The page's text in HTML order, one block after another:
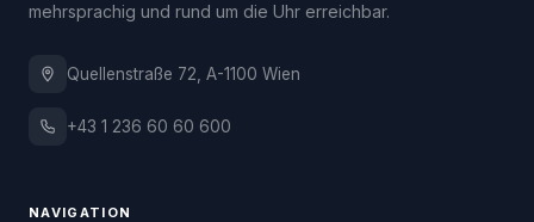
mehrsprachig und rund um die Uhr erreichbar.
Quellenstraße 72, A-1100 Wien
+43 1 236 60 60 600
NAVIGATION